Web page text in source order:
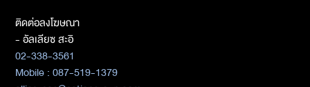
ติดต่อลงโฆษณา
- อัลเลียซ สะอิ
02-338-3561
Mobile : 087-519-1379